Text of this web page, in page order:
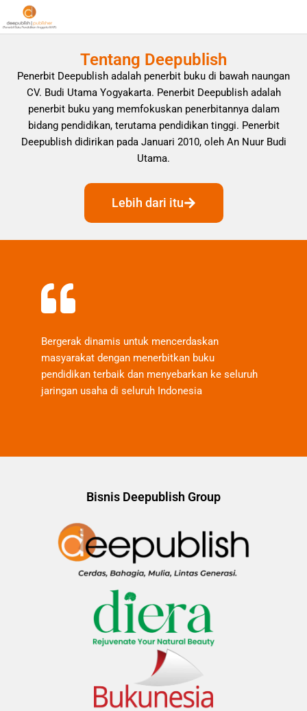
Tentang Deepublish
Penerbit Deepublish adalah penerbit buku di bawah naungan
CV. Budi Utama Yogyakarta. Penerbit Deepublish adalah
penerbit buku yang memfokuskan penerbitannya dalam
bidang pendidikan, terutama pendidikan tinggi. Penerbit
Deepublish didirikan pada Januari 2010, oleh An Nuur Budi
Utama.
Lebih dari itu
Bergerak dinamis untuk mencerdaskan
masyarakat dengan menerbitkan buku
pendidikan terbaik dan menyebarkan ke seluruh
jaringan usaha di seluruh Indonesia
Bisnis Deepublish Group